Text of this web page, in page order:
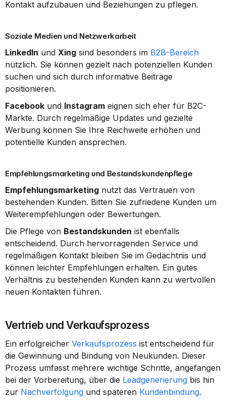
Kontakt aufzubauen und Beziehungen zu pflegen.
Soziale Medien und Netzwerkarbeit
LinkedIn und Xing sind besonders im B2B-Bereich
nützlich. Sie können gezielt nach potenziellen Kunden
suchen und sich durch informative Beiträge
positionieren.
Facebook und Instagram eignen sich eher für B2C-
Märkte. Durch regelmäßige Updates und gezielte
Werbung können Sie Ihre Reichweite erhöhen und
potentielle Kunden ansprechen.
Empfehlungsmarketing und Bestandskundenpflege
Empfehlungsmarketing nutzt das Vertrauen von
bestehenden Kunden. Bitten Sie zufriedene Kunden um
Weiterempfehlungen oder Bewertungen.
Die Pflege von Bestandskunden ist ebenfalls
entscheidend. Durch hervorragenden Service und
regelmäßigen Kontakt bleiben Sie im Gedächtnis und
können leichter Empfehlungen erhalten. Ein gutes
Verhältnis zu bestehenden Kunden kann zu wertvollen
neuen Kontakten führen.
Vertrieb und Verkaufsprozess
Ein erfolgreicher Verkaufsprozess ist entscheidend für
die Gewinnung und Bindung von Neukunden. Dieser
Prozess umfasst mehrere wichtige Schritte, angefangen
bei der Vorbereitung, über die Leadgenerierung bis hin
zur Nachverfolgung und späteren Kundenbindung.